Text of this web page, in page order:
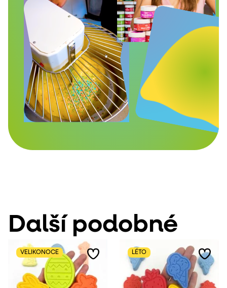
Další podobné
VELIKONOCE LÉTO